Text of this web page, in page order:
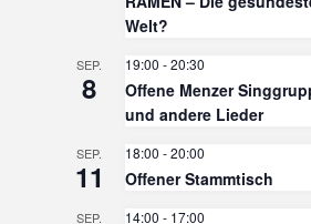
Welt?
SEP.
8
19:00 -20:30
Offene Menzer
und andere Lieder
SEP.
11
18:00 -20:00
Offener Stammtisch
SEP. 14:00 - 17:00